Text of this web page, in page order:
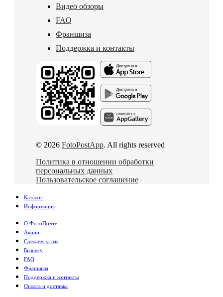
Видео обзоры
FAQ
Франшиза
Поддержка и контакты
© 2026 FotoPostApp. All rights reserved
Политика в отношении обработки
персональных данных
Пользовательское соглашение
Каталог
Информация
О ФотоПочте
Акции
Сделаем за вас
Бизнесу
FAQ
Франшиза
Поддержка и контакты
Оплата и доставка